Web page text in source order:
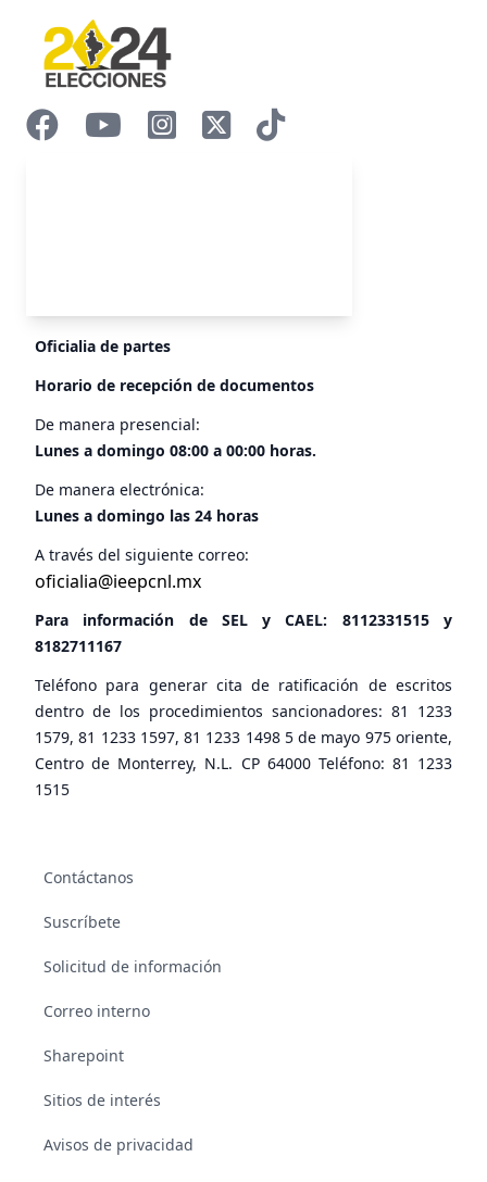
Oficialia de partes
Horario de recepción de documentos
De manera presencial:
Lunes a domingo 08:00 a 00:00 horas.
De manera electrónica:
Lunes a domingo las 24 horas
A través del siguiente correo:
oficialia@ieepcnl.mx
Para información de SEL y CAEL: 8112331515y
8182711167
Teléfono para generar cita de ratificación de escritos
dentro de los procedimientos sancionadores: 81 1233
1579, 81 1233 1597, 81 1233 1498 5 de mayo 975 oriente,
Centro de Monterrey, N.L. CP 64000 Teléfono: 81 1233
1515
Contáctanos
Suscríbete
Solicitud de información
Correo interno
Sharepoint
Sitios de interés
Avisos de privacidad